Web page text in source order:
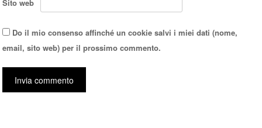
Sito web
Do il mio consenso affinché un cookie salvi i miei dati (nome,
email, sito web) per il prossimo commento.